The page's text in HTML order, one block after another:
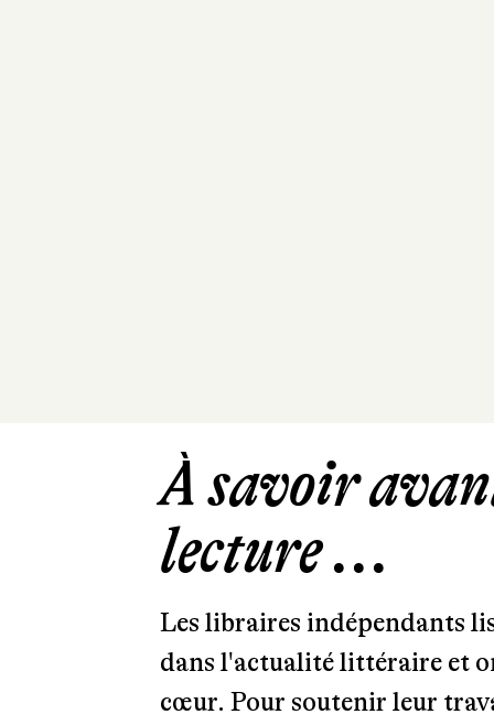
À savoir
lecture ...
Les libraires indépendants
dans l'actualité littéraire et
cœur. Pour soutenir leur